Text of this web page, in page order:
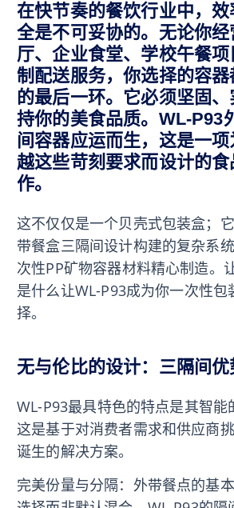
在快节奏的餐饮行业中，
全是不可妥协的。无论你
厅、企业食堂、学校午餐
制配送服务，你选择的容
的最后一环。它必须坚固
持你的美食品质。WL-P93
间容器应运而生，这是一
越这些苛刻要求而设计的
作。
这不仅仅是一个贝壳式包装盒；
带餐盒三隔间设计构建的复杂系
次性PP矿物容器材料精心制造。
是什么让WL-P93成为你一次性包
择。
无与伦比的设计：三隔间优
WL-P93最具特色的特点是其智能
这是基于对消费者需求和供应商
诞生的解决方案。
完美份量与分隔：外带餐点的基